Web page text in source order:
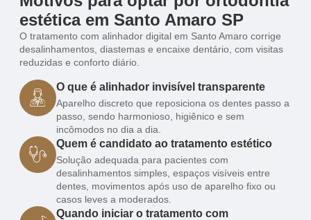
estética em Santo Amaro SP
O tratamento com alinhador digital em Santo Amaro corrige
desalinhamentos, diastemas e encaixe dentário, com visitas
reduzidas e conforto diário.
O que é alinhador invisível transparente
Aparelho discreto que reposiciona os dentes passo a
passo, sendo harmonioso, higiênico e sem
incômodos no dia a dia.
Quem é candidato ao tratamento estético
Solução adequada para pacientes com
desalinhamentos simples, espaços visíveis entre
dentes, movimentos após uso de aparelho fixo ou
casos leves a moderados.
Quando iniciar o tratamento com